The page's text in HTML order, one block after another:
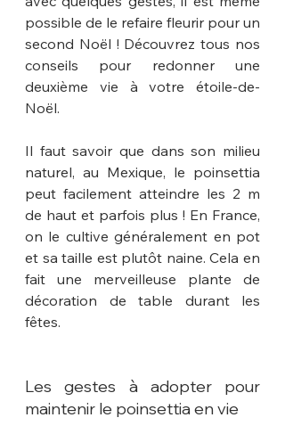
possible de le refaire fleurir pour un
second Noël ! Découvrez tous nos
conseils pour redonner une
deuxième vie à votre étoile-de-
Noël.
Il faut savoir que dans son milieu
naturel, au Mexique, le poinsettia
peut facilement atteindre les 2 m
de haut et parfois plus ! En France,
on le cultive généralement en pot
et sa taille est plutôt naine. Cela en
fait une merveilleuse plante de
décoration de table durant les
fêtes.
Les gestes à adopter pour
maintenir le poinsettia en vie